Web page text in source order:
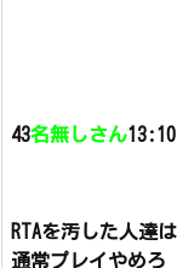
43名無しさん
RTAを汚した人達
通常プレイやめろ